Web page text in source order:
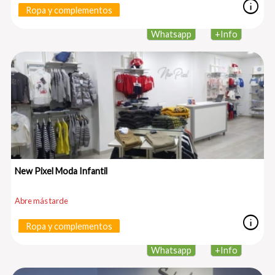
Ropa y complementos info
+Info
Whatsapp
New Pixel Moda Infantil
Abre más tarde
Ropa y complementos info
+Info
Whatsapp